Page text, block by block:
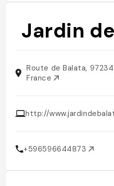
Jardin
Route de Balata,
France
http://
+596596644873